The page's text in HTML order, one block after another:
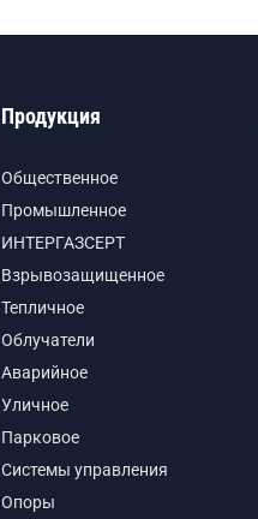
Продукция
Общественное
Промышленное
ИНТЕРГАЗСЕРТ
Взрывозащищенное
Тепличное
Облучатели
Аварийное
Уличное
Парковое
Системы управления
Опоры